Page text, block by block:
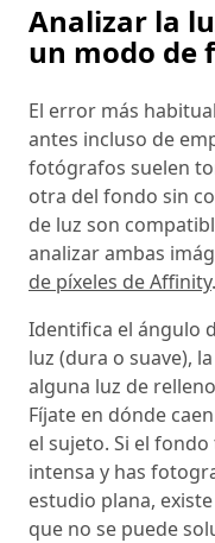
Analizar la
un modo de
El error más
antes incluso de
fotógrafos suelen
otra del fondo sin
de luz son
analizar ambas
de píxeles de Affinity.
Identifica el ángulo
luz (dura o suave),
alguna luz de
Fíjate en dónde
el sujeto. Si el
intensa y has
estudio plana,
que no se puede